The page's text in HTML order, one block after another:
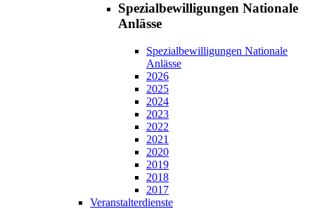
Spezialbewilligungen Nationale
Anlässe
Spezialbewilligungen Nationale
Anlässe
2026
2025
2024
2023
2022
2021
2020
2019
2018
2017
Veranstalterdienste